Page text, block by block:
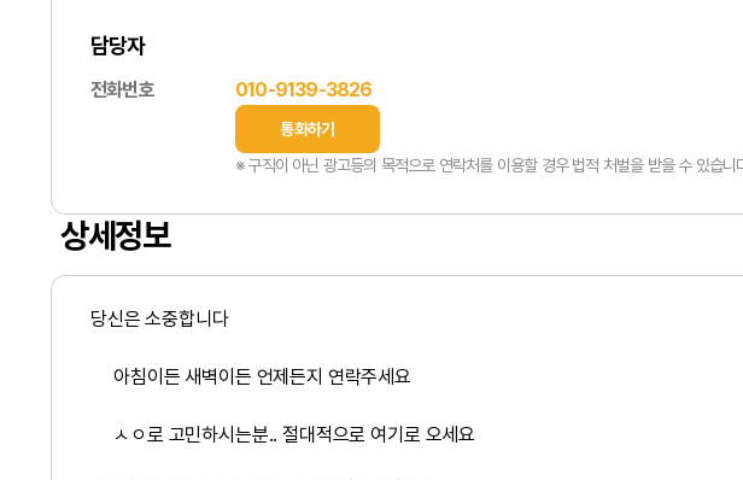
담당자
전화번호 010-9139-3826
통화하기
※ 구직이 아닌 광고등의 목적으로 연락처를 이용할 경우 법적 처벌을 받을 수 있습니
상세정보
당신은 소중합니다
아침이든 새벽이든 언제든지 연락주세요
ㅅㅇ로 고민하시는분.. 절대적으로 여기로 오세요